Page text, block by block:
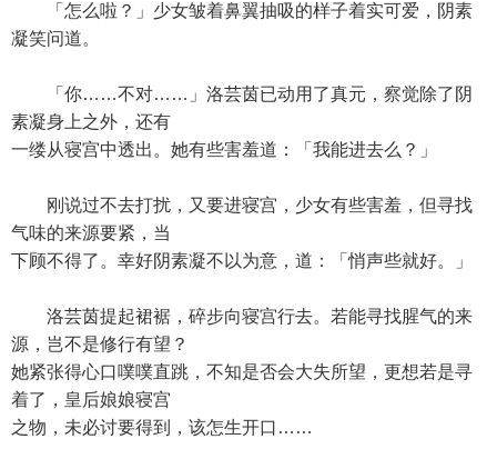
「怎么啦？」少女皱着鼻翼抽吸的样子着实可爱，阴素
凝笑问道。
「你……不对……」洛芸茵已动用了真元，察觉除了阴
素凝身上之外，还有
一缕从寝宫中透出。她有些害羞道：「我能进去么？」
刚说过不去打扰，又要进寝宫，少女有些害羞，但寻找
气味的来源要紧，当
下顾不得了。幸好阴素凝不以为意，道：「悄声些就好。」
洛芸茵提起裙裾，碎步向寝宫行去。若能寻找腥气的来
源，岂不是修行有望？
她紧张得心口噗噗直跳，不知是否会大失所望，更想若是寻
着了，皇后娘娘寝宫
之物，未必讨要得到，该怎生开口……